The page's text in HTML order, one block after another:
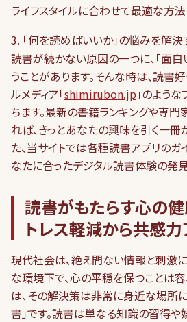
ライフスタイルに合わせて最適な方法
3. 「何を読めばいいか」の悩みを解決
読書が続かない原因の一つに、「面
うことがあります。そんな時は、読書
ルメディア「shimirubon.jp」のよう
ちます。最新の書籍ランキングや専
れば、きっとあなたの興味を引く一冊
た、当サイトでは各種読書アプリのガ
なたに合ったデジタル読書体験の発見
読書がもたらす心の
トレス軽減から共感力
現代社会は、絶え間ない情報と刺激に
な環境下で、心の平穏を保つことは
は、その解決策は非常に身近な場所に
書」です。読書は単なる知識の習得や